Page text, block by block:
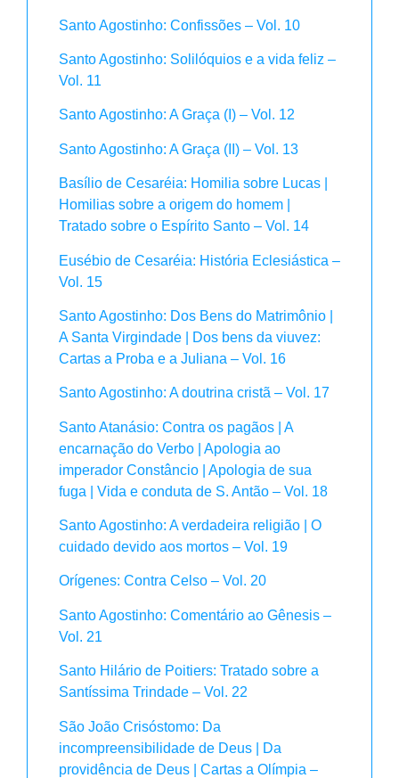
Santo Agostinho: Confissões – Vol. 10
Santo Agostinho: Solilóquios e a vida feliz –
Vol. 11
Santo Agostinho: A Graça (I) – Vol. 12
Santo Agostinho: A Graça (II) – Vol. 13
Basílio de Cesaréia: Homilia sobre Lucas |
Homilias sobre a origem do homem |
Tratado sobre o Espírito Santo – Vol. 14
Eusébio de Cesaréia: História Eclesiástica –
Vol. 15
Santo Agostinho: Dos Bens do Matrimônio |
A Santa Virgindade | Dos bens da viuvez:
Cartas a Proba e a Juliana – Vol. 16
Santo Agostinho: A doutrina cristã – Vol. 17
Santo Atanásio: Contra os pagãos | A
encarnação do Verbo | Apologia ao
imperador Constâncio | Apologia de sua
fuga | Vida e conduta de S. Antão – Vol. 18
Santo Agostinho: A verdadeira religião | O
cuidado devido aos mortos – Vol. 19
Orígenes: Contra Celso – Vol. 20
Santo Agostinho: Comentário ao Gênesis –
Vol. 21
Santo Hilário de Poitiers: Tratado sobre a
Santíssima Trindade – Vol. 22
São João Crisóstomo: Da
incompreensibilidade de Deus | Da
providência de Deus | Cartas a Olímpia –